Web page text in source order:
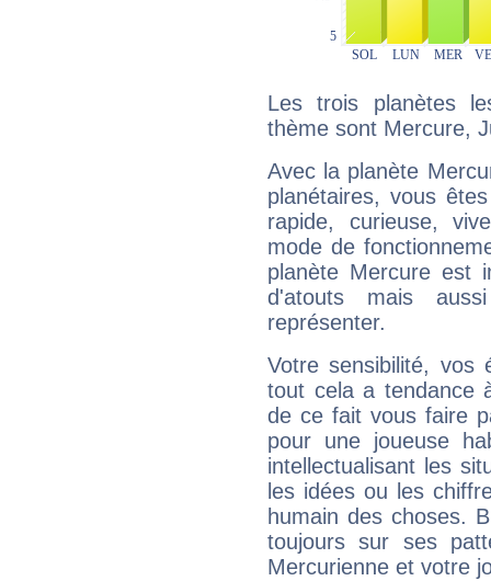
Les trois planètes
thème sont Mercure,
Avec la planète
planétaires, vous
rapide, curieuse,
mode de
planète Mercure est
d'atouts mais
représenter.
Votre sensibilité,
tout cela a tendance
de ce fait vous faire
pour une joueuse
intellectualisant les
les idées ou les
humain des choses.
toujours sur ses
Mercurienne et votre